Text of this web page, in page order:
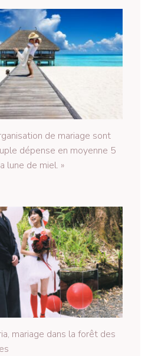
de mariage sont
dépense en moyenne 5
lune de miel. »
mariage dans la forêt des